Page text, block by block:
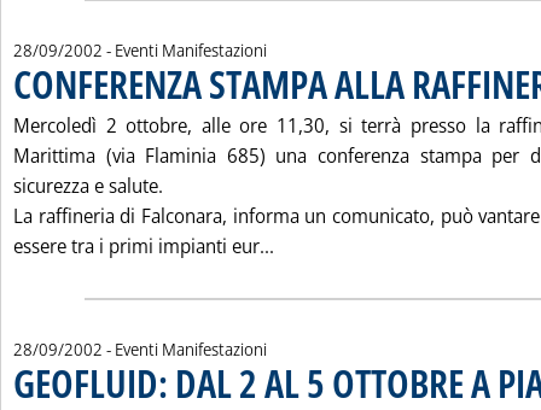
28/09/2002 - Eventi Manifestazioni
CONFERENZA STAMPA ALLA
Mercoledì 2 ottobre, alle ore 11,30, si terrà presso la
Marittima (via Flaminia 685) una conferenza stampa per
sicurezza e salute.
La raffineria di Falconara, informa un comunicato, può
essere tra i primi impianti eur...
28/09/2002 - Eventi Manifestazioni
GEOFLUID: DAL 2 AL 5 OTTOBRE A